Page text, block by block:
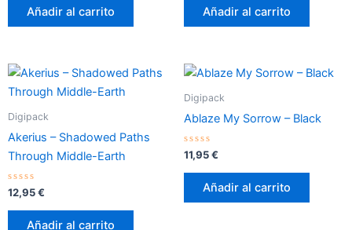
Añadir al carrito Añadir al carrito
Digipack
Akerius – Shadowed Paths
Through Middle​-​Earth
Valorado
con
0
12,95€
Añadir al carrito
Digipack
Ablaze My Sorrow – Black
Valorado
con
0
11,95€
Añadir al carrito